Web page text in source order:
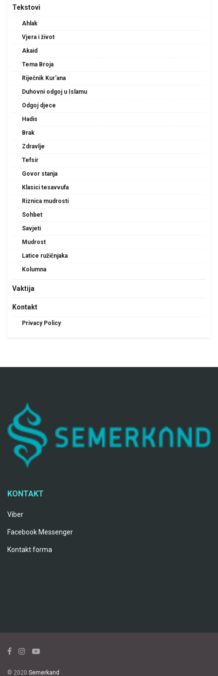
Tekstovi
Ahlak
Vjera i život
Akaid
Tema Broja
Riječnik Kur'ana
Duhovni odgoj u Islamu
Odgoj djece
Hadis
Brak
Zdravlje
Tefsir
Govor stanja
Klasici tesavvufa
Riznica mudrosti
Sohbet
Savjeti
Mudrost
Latice ružičnjaka
Kolumna
Vaktija
Kontakt
Privacy Policy
KONTAKT
Viber
Facebook Messenger
Kontakt forma
© 2020 Semerkand